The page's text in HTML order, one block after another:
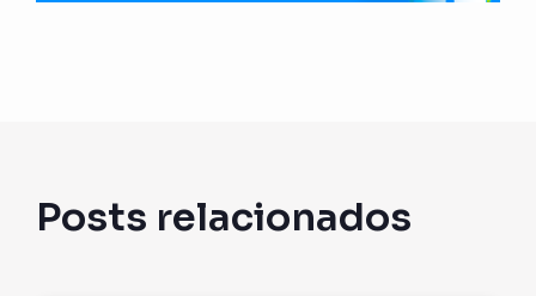
Posts relacionados